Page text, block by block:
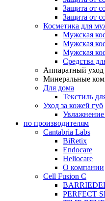
Защита от
Защита от
Косметика для
Мужская
Мужская
Мужская
Средства
Аппаратный уход
Минеральные
Для дома
Текстиль
Уход за кожей губ
по производителям
Cantabria Labs
BiRetix
Endocare
Heliocare
О компании
Cell Fusion C
PERFECT